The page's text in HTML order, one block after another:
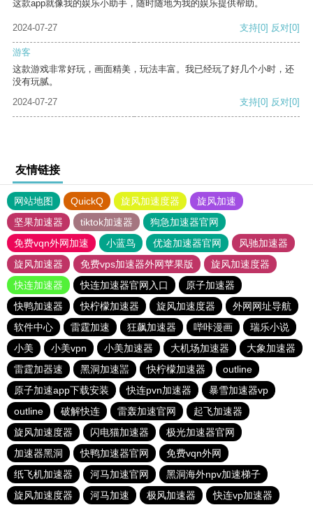
这款app就像我的娱乐小助手，随时随地为我的娱乐提供帮助。
2024-07-27 支持[0] 反对[0]
游客
这款游戏非常好玩，画面精美，玩法丰富。我已经玩了好几个小时，还
没有玩腻。
2024-07-27
支持[0] 反对[0]
友情链接
网站地图 QuickQ 旋风加速度器
旋风加速
坚果加速器
tiktok加速器
狗急加速器官网
免费vqn外网加速
小蓝鸟 优途加速器官网
风驰加速器
旋风加速器
免费vps加速器外网苹果版
旋风加速度器
快连加速器
快连加速器官网入口
原子加速器
快鸭加速器
快柠檬加速器 旋风加速度器
外网网址导航
软件中心
雷霆加速 狂飙加速器 哔咔漫画
瑞乐小说
小美
小美vpn 小美加速器 大机场加速器
大象加速器
雷霆加器速
黑洞加速噐 快柠檬加速器
outline
原子加速app下载安装
快连pvn加速器
暴雪加速器vp
outline
破解快连 雷轰加速官网
起飞加速器
旋风加速度器
闪电猫加速器
极光加速器官网
加速器黑洞
快鸭加速器官网
免费vqn外网
纸飞机加速器
河马加速官网
黑洞海外npv加速梯子
旋风加速度器
河马加速 极风加速器 快连vp加速器